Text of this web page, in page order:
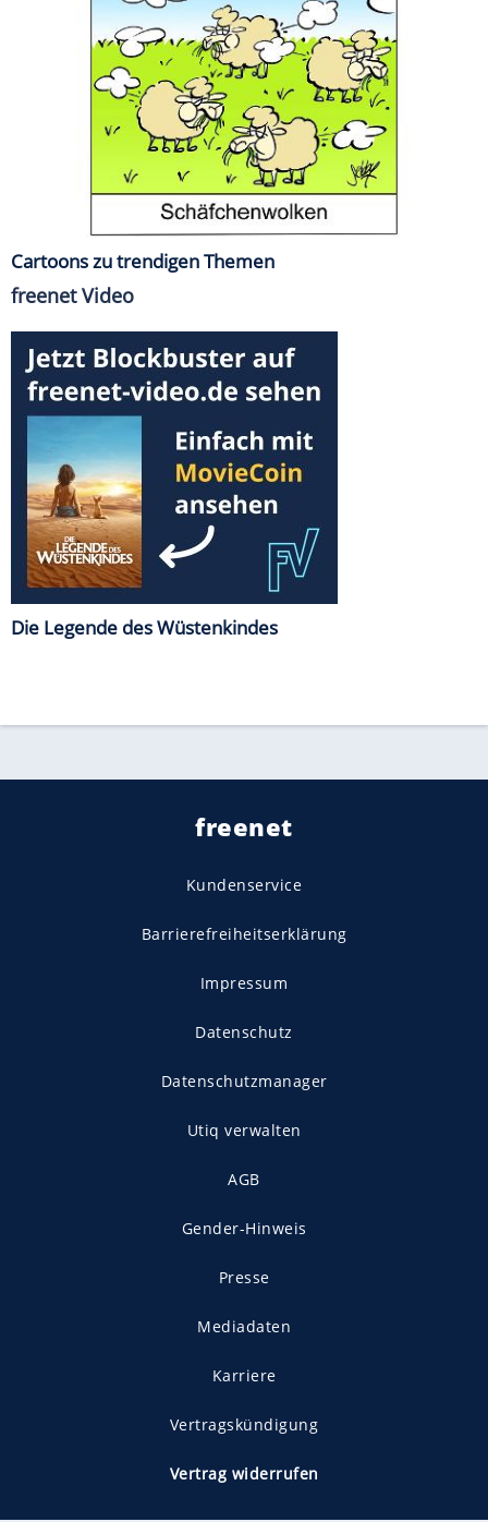
Cartoons zu trendigen Themen
freenet Video
Die Legende des Wüstenkindes
freenet
Kundenservice
Barrierefreiheitserklärung
Impressum
Datenschutz
Datenschutzmanager
Utiq verwalten
AGB
Gender-Hinweis
Presse
Mediadaten
Karriere
Vertragskündigung
Vertrag widerrufen